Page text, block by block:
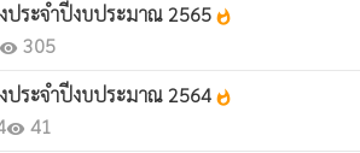
ประจำปีงบประมาณ 2565 whatshot
visibility 305
ประจำปีงบประมาณ 2564 whatshot
visibility 41